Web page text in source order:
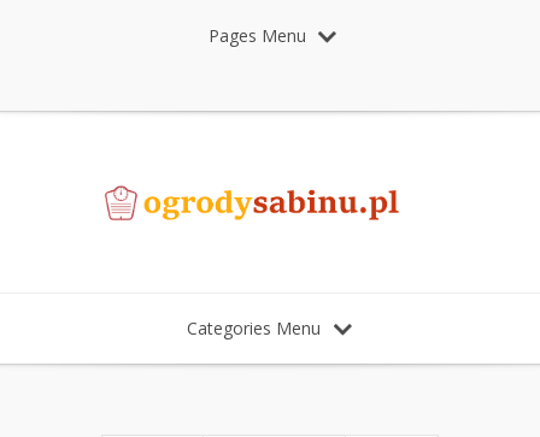
Pages Menu
Categories Menu